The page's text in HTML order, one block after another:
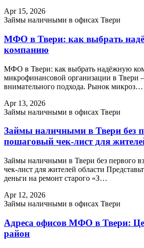
Apr 15, 2026
Займы наличными в офисах Твери
МФО в Твери: как выбрать
компанию
МФО в Твери: как выбрать надёжную
микрофинансовой организации в Твери
внимательного подхода. Рынок микроз…
Apr 13, 2026
Займы наличными в офисах Твери
Займы наличными в Твери без
пошаговый чек-лист для
Займы наличными в Твери без первого
чек-лист для жителей области
деньги на ремонт старого «З…
Apr 12, 2026
Займы наличными в офисах Твери
Адреса офисов МФО в Твери:
район